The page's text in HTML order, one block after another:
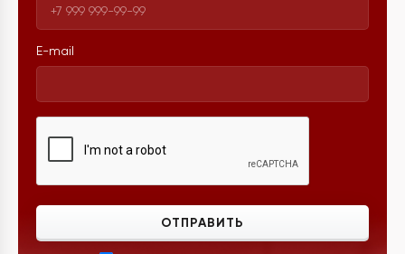
E-mail
ОТПРАВИТЬ